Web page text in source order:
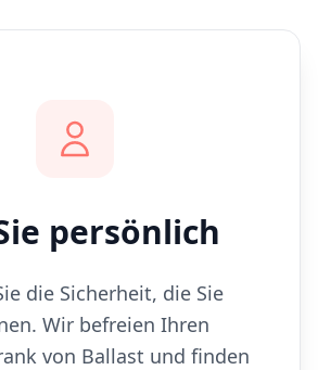
persönlich
die Sicherheit, die Sie
Wir befreien Ihren
von Ballast und finden